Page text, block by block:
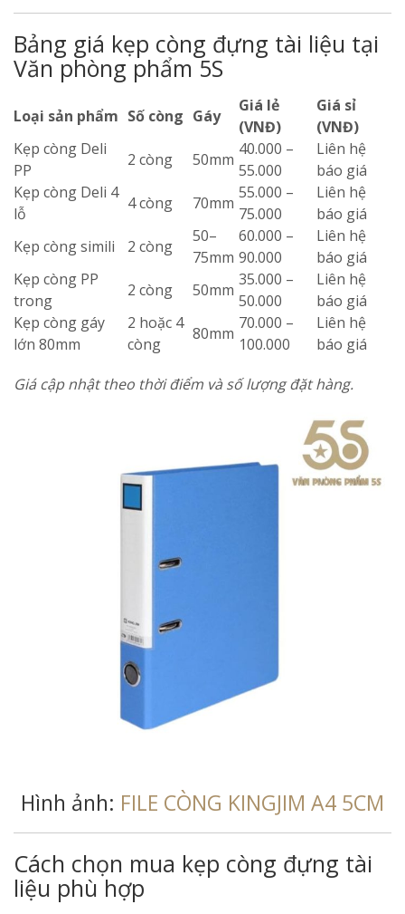
Bảng giá kẹp còng đựng tài liệu tại
Văn phòng phẩm 5S
Loại sản phẩm Số còng Gáy
Giá lẻ
(VNĐ)
Giá sỉ
(VNĐ)
Kẹp còng Deli
PP
2 còng 50mm
40.000 –
55.000
Liên hệ
báo giá
Kẹp còng Deli 4
lỗ
4 còng 70mm
55.000 –
75.000
Liên hệ
báo giá
Kẹp còng simili
2 còng
50–
75mm
60.000 –
90.000
Liên hệ
báo giá
Kẹp còng PP
trong
2 còng 50mm
35.000 –
50.000
Liên hệ
báo giá
Kẹp còng gáy
lớn 80mm
2 hoặc 4
còng
80mm
70.000 –
100.000
Liên hệ
báo giá
Giá cập nhật theo thời điểm và số lượng đặt hàng.
Hình ảnh: FILE CÒNG KINGJIM A4 5CM
Cách chọn mua kẹp còng đựng tài
liệu phù hợp